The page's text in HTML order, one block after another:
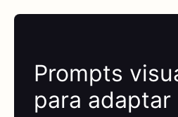
Prompts
para adaptar